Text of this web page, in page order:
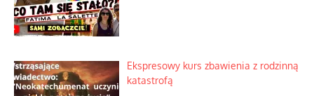
Ekspresowy kurs zbawienia z rodzinną
katastrofą